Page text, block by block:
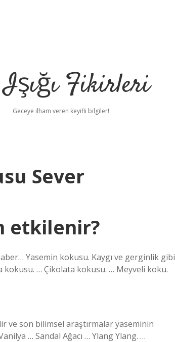
Fikirleri
Geceye ilham veren keyifli bilgiler!
Sever
etkilenir?
Yasemin kokusu. Kaygı ve gerginlik gibi
kokusu. … Çikolata kokusu. … Meyveli koku.
ve son bilimsel araştırmalar yaseminin
… Sandal Ağacı … Ylang Ylang. …